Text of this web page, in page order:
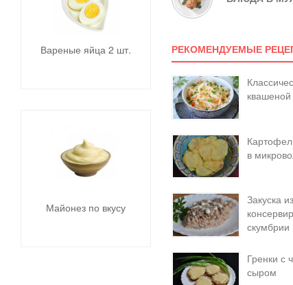
Вареные яйца 2 шт.
Майонез по вкусу
РЕКОМЕНДУЕМЫЕ
квашеной
в
Закуска из
скумбрии
Гренки с
сыром